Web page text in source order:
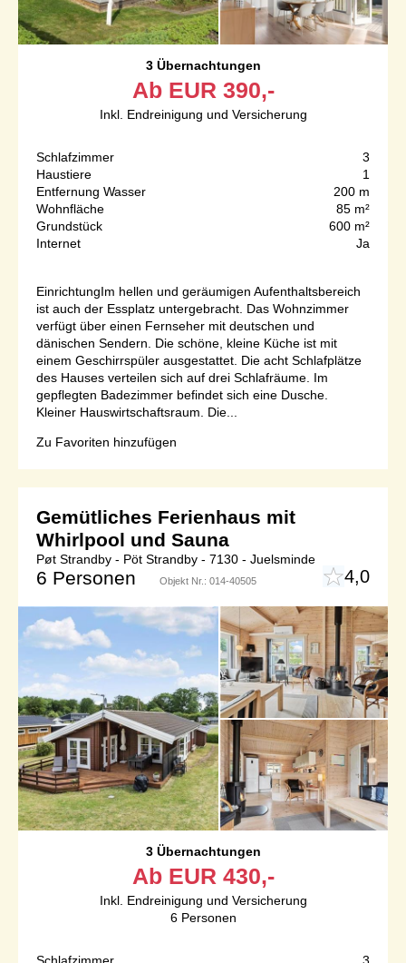
3 Übernachtungen
Ab EUR 390,-
Inkl. Endreinigung und Versicherung
Schlafzimmer
3
Haustiere
1
Entfernung Wasser
200 m
Wohnfläche
85 m²
Grundstück
600 m²
Internet
Ja
EinrichtungIm hellen und geräumigen Aufenthaltsbereich
ist auch der Essplatz untergebracht. Das Wohnzimmer
verfügt über einen Fernseher mit deutschen und
dänischen Sendern. Die schöne, kleine Küche ist mit
einem Geschirrspüler ausgestattet. Die acht Schlafplätze
des Hauses verteilen sich auf drei Schlafräume. Im
gepflegten Badezimmer befindet sich eine Dusche.
Kleiner Hauswirtschaftsraum. Die...
Zu Favoriten hinzufügen
Gemütliches Ferienhaus mit
Whirlpool und Sauna
Pøt Strandby - Pöt Strandby - 7130 - Juelsminde
6 Personen Objekt Nr.: 014-40505 4,0
3 Übernachtungen
Ab EUR 430,-
Inkl. Endreinigung und Versicherung
6 Personen